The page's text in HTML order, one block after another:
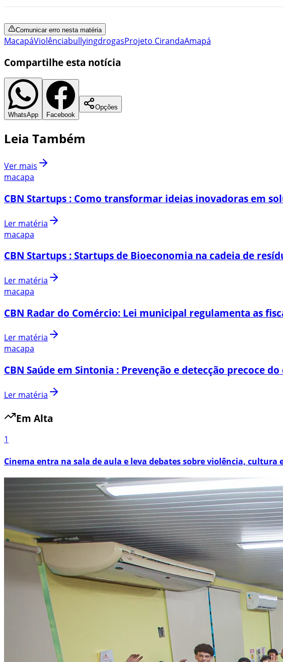
Comunicar erro nesta matéria
MacapáViolênciabullyingdrogasProjeto CirandaAmapá
Compartilhe esta notícia
WhatsApp Facebook
Opções
Leia Também
Ver mais
macapa
CBN Startups : Como transformar ideias inovadoras em
Ler matéria
macapa
CBN Startups : Startups de Bioeconomia na cadeia de
Ler matéria
macapa
CBN Radar do Comércio: Lei municipal regulamenta as
Ler matéria
macapa
CBN Saúde em Sintonia : Prevenção e detecção precoce do
Ler matéria
Em Alta
1
Cinema entra na sala de aula e leva debates sobre violência,